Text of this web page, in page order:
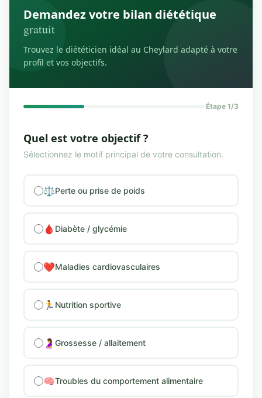
Demandez votre bilan diététique
gratuit
Trouvez le diététicien idéal au Cheylard adapté à votre
profil et vos objectifs.
Étape 1/3
Quel est votre objectif ?
Sélectionnez le motif principal de votre consultation.
⚖️Perte ou prise de poids
🩸 Diabète / glycémie
❤️Maladies cardiovasculaires
🏃 Nutrition sportive
🤰 Grossesse / allaitement
🧠Troubles du comportement alimentaire